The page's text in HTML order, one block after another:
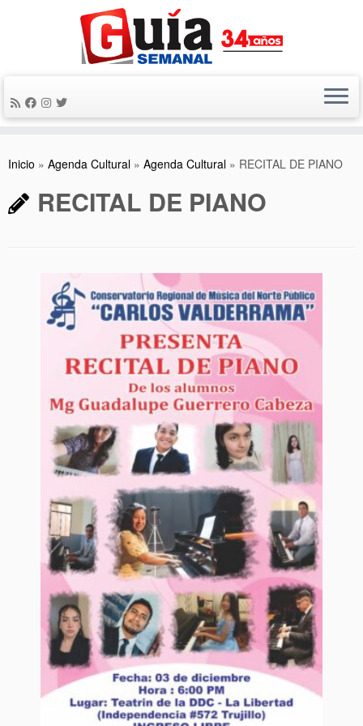
Inicio » Agenda Cultural » Agenda Cultural » RECITAL DE PIANO
RECITAL DE PIANO